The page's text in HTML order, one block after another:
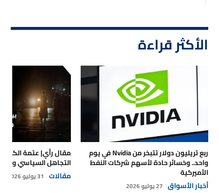
الأكثر قراءة
ربع تريليون دولار تتبخر من Nvidia في يوم
واحد.. وخسائر حادة لأسهم شركات النفط
الأميركية
أخبار الأسواق 27 يوليو 2026
مقال رأي| عتمة
التجاهل السياسي
مقالات 31 يوليو 2026